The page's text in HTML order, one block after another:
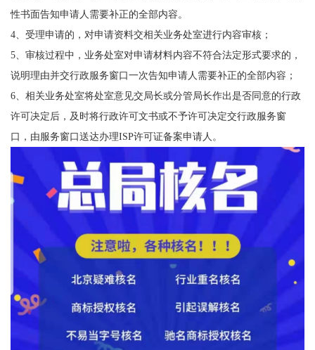
性书面告知申请人需要补正的全部内容。
4、受理申请的，对申请资料交相关业务处室进行内容审核；
5、审核过程中，业务处室对申请材料内容不符合法定形式要求的，
说明理由并交行政服务窗口一次告知申请人需要补正的全部内容；
6、相关业务处室将处室意见交局长或分管局长作出是否同意的行政
许可决定后，及时将行政许可文书或不予许可决定交行政服务窗
口，由服务窗口送达办理ISP许可证备案申请人。